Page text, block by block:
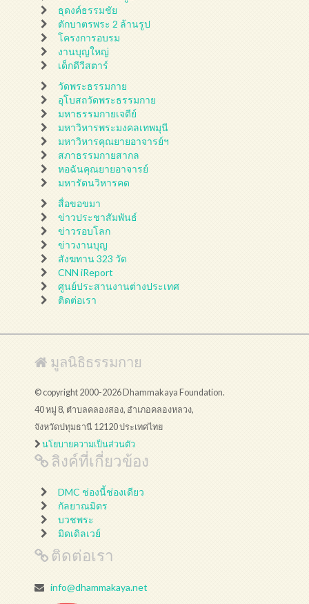
ธุดงค์ธรรมชัย
ตักบาตรพระ 2 ล้านรูป
โครงการอบรม
งานบุญใหญ่
เด็กดีวีสตาร์
วัดพระธรรมกาย
อุโบสถวัดพระธรรมกาย
มหาธรรมกายเจดีย์
มหาวิหารพระมงคลเทพมุนี
มหาวิหารคุณยายอาจารย์ฯ
สภาธรรมกายสากล
หอฉันคุณยายอาจารย์
มหารัตนวิหารคด
สื่อขอขมา
ข่าวประชาสัมพันธ์
ข่าวรอบโลก
ข่าวงานบุญ
สังฆทาน 323 วัด
CNN iReport
ศูนย์ประสานงานต่างประเทศ
ติดต่อเรา
มูลนิธิธรรมกาย
© copyright 2000-2026 Dhammakaya Foundation.
40 หมู่ 8, ตำบลคลองสอง, อำเภอคลองหลวง,
จังหวัดปทุมธานี 12120 ประเทศไทย
นโยบายความเป็นส่วนตัว
ลิงค์ที่เกี่ยวข้อง
DMC ช่องนี้ช่องเดียว
กัลยาณมิตร
บวชพระ
มิดเดิลเวย์
ติดต่อเรา
info@dhammakaya.net